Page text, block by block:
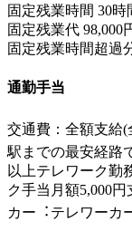
固定残業時間 30時
固定残業代 98,000
固定残業時間超過
通勤手当
交通費：全額支給(
駅までの最安経路
以上テレワーク勤
ク⼿当月額5,000
カー︓テレワーカ